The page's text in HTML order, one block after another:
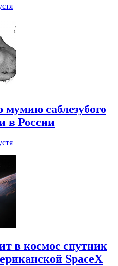
саблезубого
в России
в космос спутник
SpaceX